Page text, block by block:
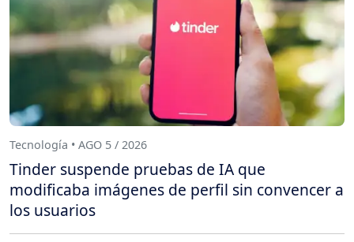
Tecnología • AGO 5 / 2026
Tinder suspende pruebas de IA que
modificaba imágenes de perfil sin convencer a
los usuarios